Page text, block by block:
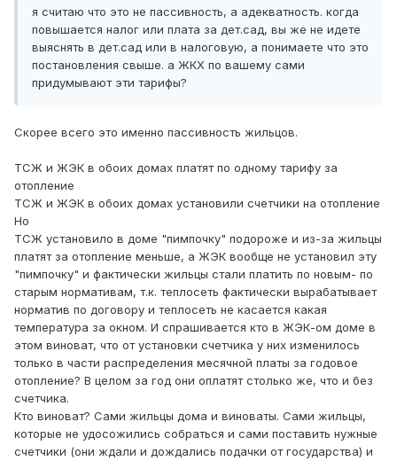
я считаю что это не пассивность, а адекватность. когда
повышается налог или плата за дет.сад, вы же не идете
выяснять в дет.сад или в налоговую, а понимаете что это
постановления свыше. а ЖКХ по вашему сами
придумывают эти тарифы?
Скорее всего это именно пассивность жильцов.
ТСЖ и ЖЭК в обоих домах платят по одному тарифу за
отопление
ТСЖ и ЖЭК в обоих домах установили счетчики на отопление
Но
ТСЖ установило в доме "пимпочку" подороже и из-за жильцы
платят за отопление меньше, а ЖЭК вообще не установил эту
"пимпочку" и фактически жильцы стали платить по новым- по
старым нормативам, т.к. теплосеть фактически вырабатывает
норматив по договору и теплосеть не касается какая
температура за окном. И спрашивается кто в ЖЭК-ом доме в
этом виноват, что от установки счетчика у них изменилось
только в части распределения месячной платы за годовое
отопление? В целом за год они оплатят столько же, что и без
счетчика.
Кто виноват? Сами жильцы дома и виноваты. Сами жильцы,
которые не удосожились собраться и сами поставить нужные
счетчики (они ждали и дождались подачки от государства) и